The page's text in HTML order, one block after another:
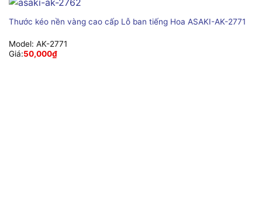
Thước kéo nền vàng cao cấp Lỗ ban tiếng Hoa ASAKI-AK-2771
Model: AK-2771
Giá:50,000₫